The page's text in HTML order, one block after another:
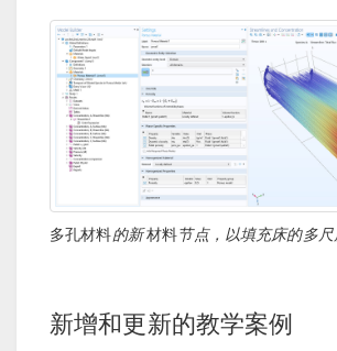
多孔材料的新材料节点，以填充床的多尺
新增和更新的教学案例